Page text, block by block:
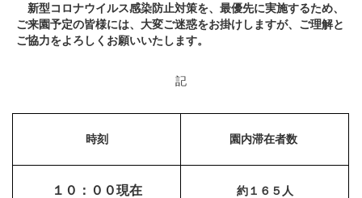
新型コロナウイルス感染防止対策を、最優先に実施するため、
ご来園予定の皆様には、大変ご迷惑をお掛けしますが、ご理解と
ご協力をよろしくお願いいたします。
記
時刻 園内滞在者数
１０：００現在 約１６５人